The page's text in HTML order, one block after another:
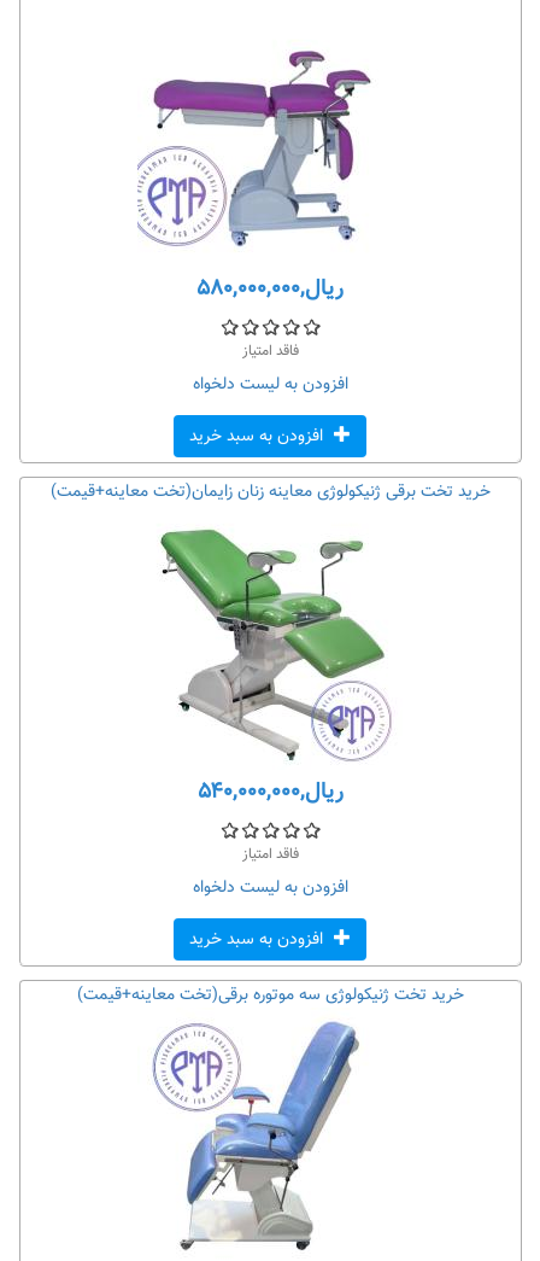
ریال,۵۸۰,۰۰۰,۰۰۰
فاقد امتیاز
افزودن به لیست دلخواه
افزودن به سبد خرید
خرید تخت برقی ژنیکولوژی معاینه زنان زایمان(تخت معاینه+قیمت)
ریال,۵۴۰,۰۰۰,۰۰۰
فاقد امتیاز
افزودن به لیست دلخواه
افزودن به سبد خرید
خرید تخت ژنیکولوژی سه موتوره برقی(تخت معاینه+قیمت)